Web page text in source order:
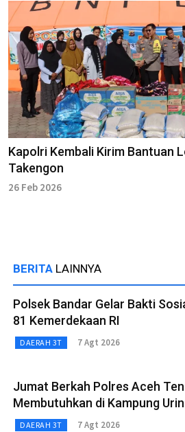
Kapolri Kembali Kirim Bantuan
Takengon
26 Feb 2026
BERITA LAINNYA
Polsek Bandar Gelar Bakti
81 Kemerdekaan RI
DAERAH 3T 7 Agt 2026
Jumat Berkah Polres Aceh
Membutuhkan di Kampung
DAERAH 3T 7 Agt 2026